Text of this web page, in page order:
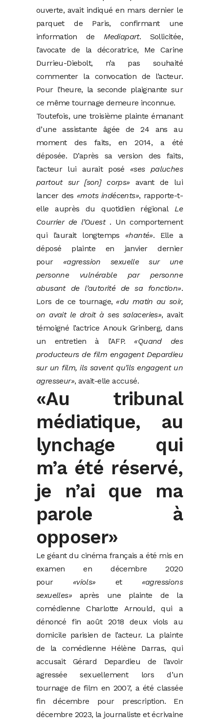
ouverte, avait indiqué en mars dernier le
parquet de Paris, confirmant une
information de Mediapart. Sollicitée,
l’avocate de la décoratrice, Me Carine
Durrieu-Diebolt, n’a pas souhaité
commenter la convocation de l’acteur.
Pour l’heure, la seconde plaignante sur
ce même tournage demeure inconnue.
Toutefois, une troisième plainte émanant
d’une assistante âgée de 24 ans au
moment des faits, en 2014, a été
déposée. D’après sa version des faits,
l’acteur lui aurait posé «ses paluches
partout sur [son] corps» avant de lui
lancer des «mots indécents», rapporte-t-
elle auprès du quotidien régional Le
Courrier de l’Ouest. Un comportement
qui l’aurait longtemps «hanté». Elle a
déposé plainte en janvier dernier
pour «agression sexuelle sur une
personne vulnérable par personne
abusant de l’autorité de sa fonction».
Lors de ce tournage, «du matin au soir,
on avait le droit à ses salaceries», avait
témoigné l’actrice Anouk Grinberg, dans
un entretien à l’AFP. «Quand des
producteurs de film engagent Depardieu
sur un film, ils savent qu’ils engagent un
agresseur», avait-elle accusé.
«Au tribunal
médiatique, au
lynchage qui
m’a été réservé,
je n’ai que ma
parole à
opposer»
Le géant du cinéma français a été mis en
examen en décembre 2020
pour «viols» et «agressions
sexuelles» après une plainte de la
comédienne Charlotte Arnould, qui a
dénoncé fin août 2018 deux viols au
domicile parisien de l’acteur. La plainte
de la comédienne Hélène Darras, qui
accusait Gérard Depardieu de l’avoir
agressée sexuellement lors d’un
tournage de film en 2007, a été classée
fin décembre pour prescription. En
décembre 2023, la journaliste et écrivaine